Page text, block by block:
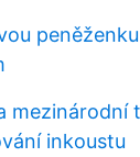
mezinárodní
inkoustu